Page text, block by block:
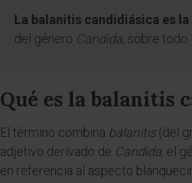
La balanitis candidiásica es
del género Candida, sobre todo
Qué es la balanitis
El término combina balanitis(del
adjetivo derivado de Candida, el
en referencia al aspecto